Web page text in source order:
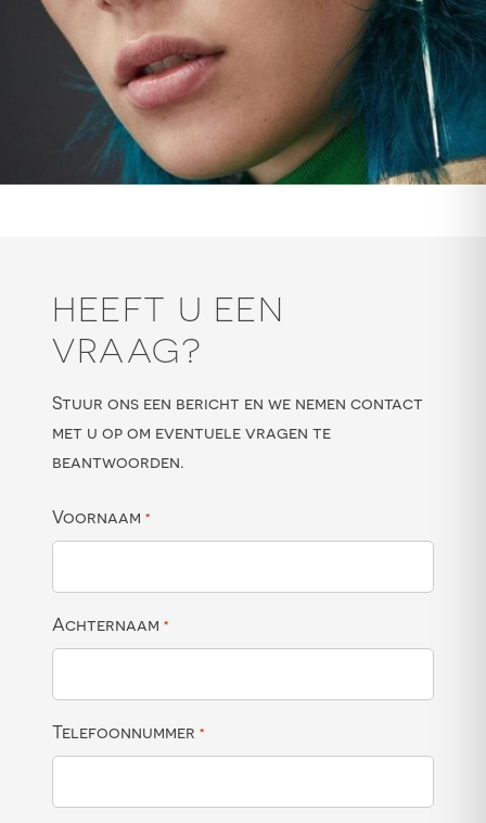
HEEFT U EEN
VRAAG?
Stuur ons een bericht en we nemen contact
met u op om eventuele vragen te
beantwoorden.
Voornaam *
Achternaam *
Telefoonnummer *